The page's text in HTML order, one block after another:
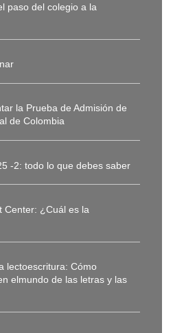
paso del colegio a la
la Prueba de Admisión de
de Colombia
-2: todo lo que debes saber
Center: ¿Cuál es la
lectoescritura: Cómo
elmundo de las letras y las